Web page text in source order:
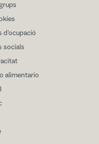
d'ocupació
socials
alimentario